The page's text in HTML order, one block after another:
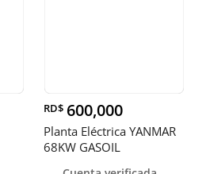
RD$ 600,000
Planta Eléctrica YANMAR
68KW GASOIL